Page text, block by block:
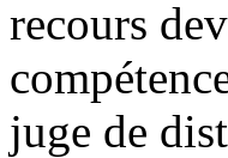
recours
juge de